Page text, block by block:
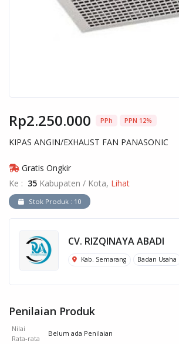
Rp2.250.000 PPh PPN 12%
KIPAS ANGIN/EXHAUST FAN PANASONIC
Gratis Ongkir
Ke : 35 Kabupaten / Kota, Lihat
Stok Produk : 10
CV. RIZQINAYA ABADI
Kab. Semarang Badan Usaha
Penilaian Produk
Nilai
Rata-rata
Belum ada Penilaian